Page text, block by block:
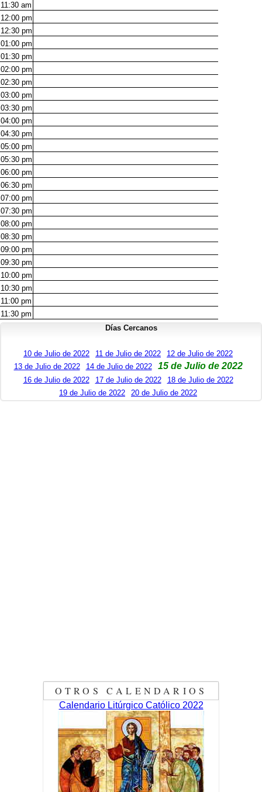
11:30 am
12:00 pm
12:30 pm
01:00 pm
01:30 pm
02:00 pm
02:30 pm
03:00 pm
03:30 pm
04:00 pm
04:30 pm
05:00 pm
05:30 pm
06:00 pm
06:30 pm
07:00 pm
07:30 pm
08:00 pm
08:30 pm
09:00 pm
09:30 pm
10:00 pm
10:30 pm
11:00 pm
11:30 pm
Días Cercanos
10 de Julio de 2022 11 de Julio de 2022
12 de Julio de 2022
13 de Julio de 2022
14 de Julio de 2022 15 de Julio de 2022
16 de Julio de 2022 17 de Julio de 2022
18 de Julio de 2022
19 de Julio de 2022
20 de Julio de 2022
OTROS CALENDARIOS
Calendario Litúrgico Católico 2022